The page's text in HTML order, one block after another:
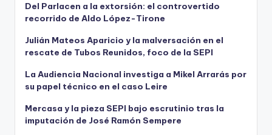
Del Parlacen a la extorsión: el controvertido
recorrido de Aldo López-Tirone
Julián Mateos Aparicio y la malversación en el
rescate de Tubos Reunidos, foco de la SEPI
La Audiencia Nacional investiga a Mikel Arrarás por
su papel técnico en el caso Leire
Mercasa y la pieza SEPI bajo escrutinio tras la
imputación de José Ramón Sempere